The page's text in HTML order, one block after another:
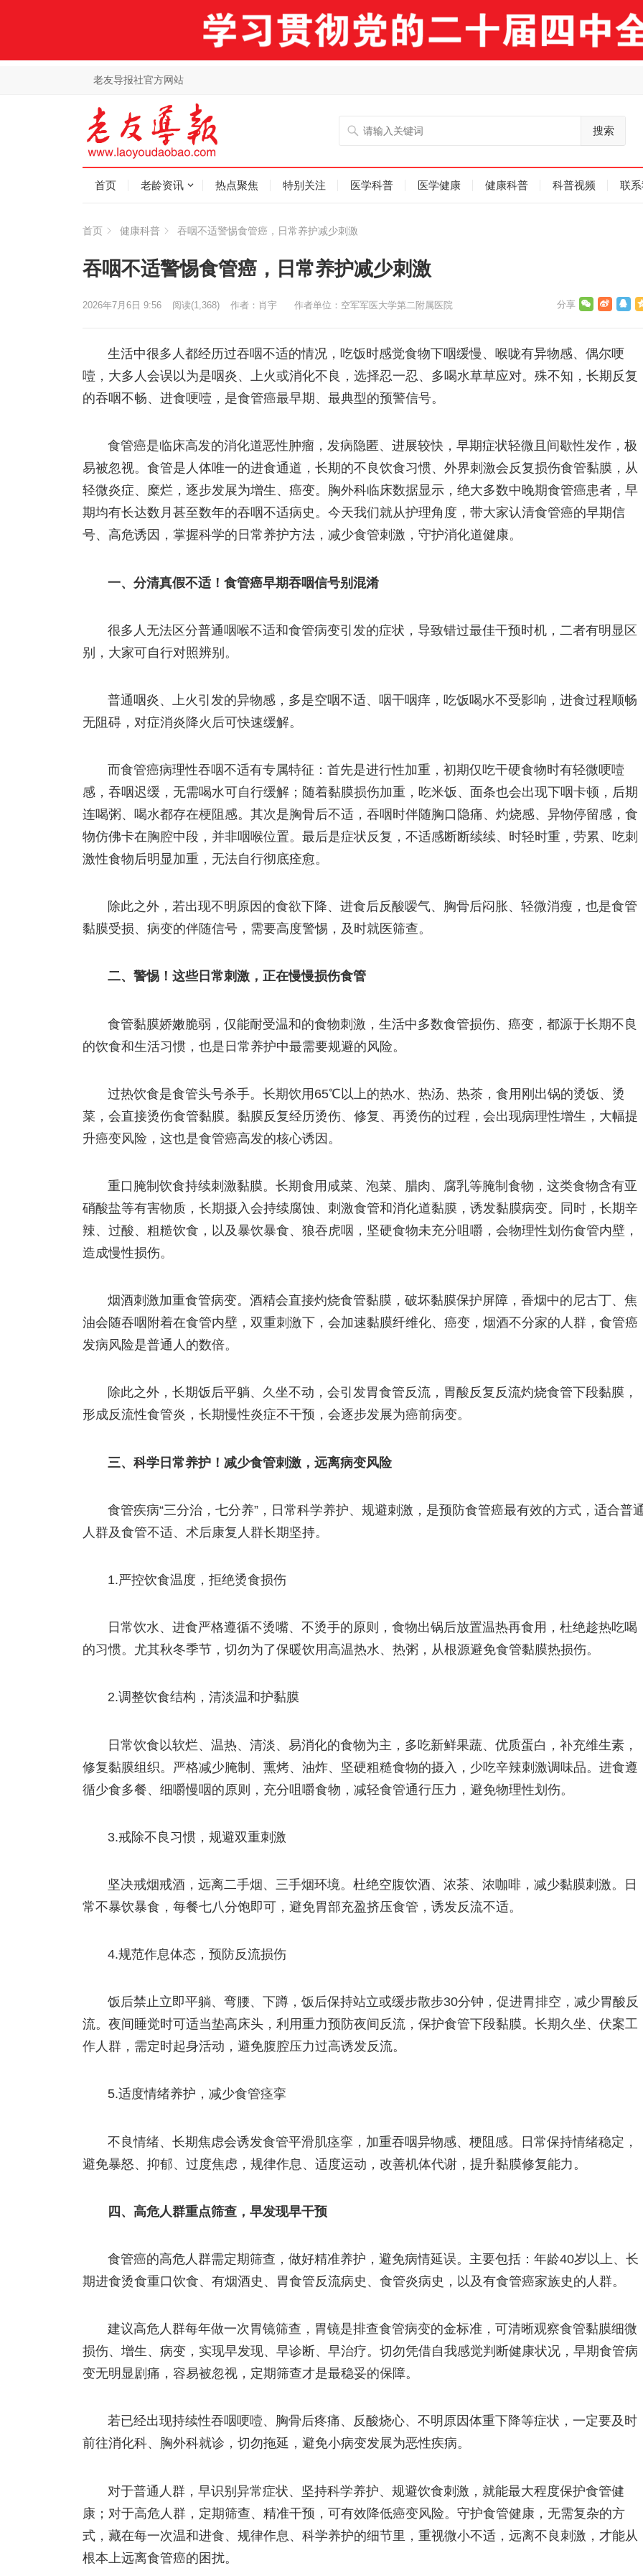
老友导报社官方网站
搜索
首页 老龄资讯 热点聚焦 特别关注 医学科普 医学健康 健康科普 科普视频 联
首页 健康科普 吞咽不适警惕食管癌，日常养护减少刺激
吞咽不适警惕食管癌，日常养护减少刺激
作者：肖宇 作者单位：空军军医大学第二附属医院
2026年7月6日 9:56 阅读(1,368)
生活中很多人都经历过吞咽不适的情况，吃饭时感觉食物下咽缓慢、喉咙有异物感、偶尔哽
噎，大多人会误以为是咽炎、上火或消化不良，选择忍一忍、多喝水草草应对。殊不知，长期反复
的吞咽不畅、进食哽噎，是食管癌最早期、最典型的预警信号。
食管癌是临床高发的消化道恶性肿瘤，发病隐匿、进展较快，早期症状轻微且间歇性发作，极
易被忽视。食管是人体唯一的进食通道，长期的不良饮食习惯、外界刺激会反复损伤食管黏膜，从
轻微炎症、糜烂，逐步发展为增生、癌变。胸外科临床数据显示，绝大多数中晚期食管癌患者，早
期均有长达数月甚至数年的吞咽不适病史。今天我们就从护理角度，带大家认清食管癌的早期信
号、高危诱因，掌握科学的日常养护方法，减少食管刺激，守护消化道健康。
一、分清真假不适！食管癌早期吞咽信号别混淆
很多人无法区分普通咽喉不适和食管病变引发的症状，导致错过最佳干预时机，二者有明显区
别，大家可自行对照辨别。
普通咽炎、上火引发的异物感，多是空咽不适、咽干咽痒，吃饭喝水不受影响，进食过程顺畅
无阻碍，对症消炎降火后可快速缓解。
而食管癌病理性吞咽不适有专属特征：首先是进行性加重，初期仅吃干硬食物时有轻微哽噎
感，吞咽迟缓，无需喝水可自行缓解；随着黏膜损伤加重，吃米饭、面条也会出现下咽卡顿，后期
连喝粥、喝水都存在梗阻感。其次是胸骨后不适，吞咽时伴随胸口隐痛、灼烧感、异物停留感，食
物仿佛卡在胸腔中段，并非咽喉位置。最后是症状反复，不适感断断续续、时轻时重，劳累、吃刺
激性食物后明显加重，无法自行彻底痊愈。
除此之外，若出现不明原因的食欲下降、进食后反酸嗳气、胸骨后闷胀、轻微消瘦，也是食管
黏膜受损、病变的伴随信号，需要高度警惕，及时就医筛查。
二、警惕！这些日常刺激，正在慢慢损伤食管
食管黏膜娇嫩脆弱，仅能耐受温和的食物刺激，生活中多数食管损伤、癌变，都源于长期不良
的饮食和生活习惯，也是日常养护中最需要规避的风险。
过热饮食是食管头号杀手。长期饮用65℃以上的热水、热汤、热茶，食用刚出锅的烫饭、烫
菜，会直接烫伤食管黏膜。黏膜反复经历烫伤、修复、再烫伤的过程，会出现病理性增生，大幅提
升癌变风险，这也是食管癌高发的核心诱因。
重口腌制饮食持续刺激黏膜。长期食用咸菜、泡菜、腊肉、腐乳等腌制食物，这类食物含有亚
硝酸盐等有害物质，长期摄入会持续腐蚀、刺激食管和消化道黏膜，诱发黏膜病变。同时，长期辛
辣、过酸、粗糙饮食，以及暴饮暴食、狼吞虎咽，坚硬食物未充分咀嚼，会物理性划伤食管内壁，
造成慢性损伤。
烟酒刺激加重食管病变。酒精会直接灼烧食管黏膜，破坏黏膜保护屏障，香烟中的尼古丁、焦
油会随吞咽附着在食管内壁，双重刺激下，会加速黏膜纤维化、癌变，烟酒不分家的人群，食管癌
发病风险是普通人的数倍。
除此之外，长期饭后平躺、久坐不动，会引发胃食管反流，胃酸反复反流灼烧食管下段黏膜，
形成反流性食管炎，长期慢性炎症不干预，会逐步发展为癌前病变。
三、科学日常养护！减少食管刺激，远离病变风险
食管疾病“三分治，七分养”，日常科学养护、规避刺激，是预防食管癌最有效的方式，适合普
人群及食管不适、术后康复人群长期坚持。
1.严控饮食温度，拒绝烫食损伤
日常饮水、进食严格遵循不烫嘴、不烫手的原则，食物出锅后放置温热再食用，杜绝趁热吃喝
的习惯。尤其秋冬季节，切勿为了保暖饮用高温热水、热粥，从根源避免食管黏膜热损伤。
2.调整饮食结构，清淡温和护黏膜
日常饮食以软烂、温热、清淡、易消化的食物为主，多吃新鲜果蔬、优质蛋白，补充维生素，
修复黏膜组织。严格减少腌制、熏烤、油炸、坚硬粗糙食物的摄入，少吃辛辣刺激调味品。进食遵
循少食多餐、细嚼慢咽的原则，充分咀嚼食物，减轻食管通行压力，避免物理性划伤。
3.戒除不良习惯，规避双重刺激
坚决戒烟戒酒，远离二手烟、三手烟环境。杜绝空腹饮酒、浓茶、浓咖啡，减少黏膜刺激。日
常不暴饮暴食，每餐七八分饱即可，避免胃部充盈挤压食管，诱发反流不适。
4.规范作息体态，预防反流损伤
饭后禁止立即平躺、弯腰、下蹲，饭后保持站立或缓步散步30分钟，促进胃排空，减少胃酸反
流。夜间睡觉时可适当垫高床头，利用重力预防夜间反流，保护食管下段黏膜。长期久坐、伏案工
作人群，需定时起身活动，避免腹腔压力过高诱发反流。
5.适度情绪养护，减少食管痉挛
不良情绪、长期焦虑会诱发食管平滑肌痉挛，加重吞咽异物感、梗阻感。日常保持情绪稳定，
避免暴怒、抑郁、过度焦虑，规律作息、适度运动，改善机体代谢，提升黏膜修复能力。
四、高危人群重点筛查，早发现早干预
食管癌的高危人群需定期筛查，做好精准养护，避免病情延误。主要包括：年龄40岁以上、长
期进食烫食重口饮食、有烟酒史、胃食管反流病史、食管炎病史，以及有食管癌家族史的人群。
建议高危人群每年做一次胃镜筛查，胃镜是排查食管病变的金标准，可清晰观察食管黏膜细微
损伤、增生、病变，实现早发现、早诊断、早治疗。切勿凭借自我感觉判断健康状况，早期食管病
变无明显剧痛，容易被忽视，定期筛查才是最稳妥的保障。
若已经出现持续性吞咽哽噎、胸骨后疼痛、反酸烧心、不明原因体重下降等症状，一定要及时
前往消化科、胸外科就诊，切勿拖延，避免小病变发展为恶性疾病。
对于普通人群，早识别异常症状、坚持科学养护、规避饮食刺激，就能最大程度保护食管健
康；对于高危人群，定期筛查、精准干预，可有效降低癌变风险。守护食管健康，无需复杂的方
式，藏在每一次温和进食、规律作息、科学养护的细节里，重视微小不适，远离不良刺激，才能从
根本上远离食管癌的困扰。